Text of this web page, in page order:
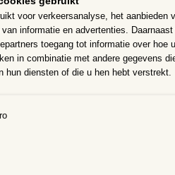
voor verkeersanalyse, het aanbieden
informatie en advertenties.
toegang tot informatie over hoe
in combinatie met andere gegevens
hun diensten of die u hen hebt verstrekt.
12x12mm
matte en parelmoer steentjes
80 steentjes met een dikte van 4